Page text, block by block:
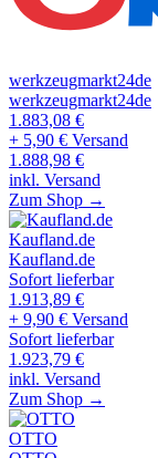
werkzeugmarkt24de
werkzeugmarkt24de
1.883,08 €
+ 5,90 € Versand
1.888,98 €
inkl. Versand
Zum Shop →
Kaufland.de
Kaufland.de
Sofort lieferbar
1.913,89 €
+ 9,90 € Versand
Sofort lieferbar
1.923,79 €
inkl. Versand
Zum Shop →
OTTO